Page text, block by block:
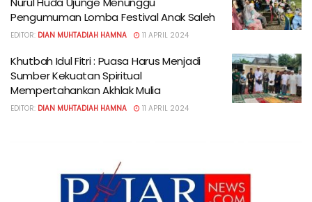
Pengumuman Lomba Festival Anak Saleh
EDITOR: DIAN MUHTADIAH HAMNA 11 APRIL 2024
Khutbah Idul Fitri : Puasa Harus Menjadi
Sumber Kekuatan Spiritual
Mempertahankan Akhlak Mulia
EDITOR: DIAN MUHTADIAH HAMNA 11 APRIL 2024